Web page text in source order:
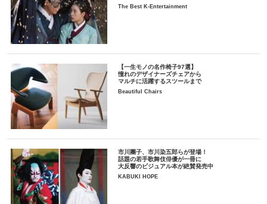
The Best K-Entertainment
【一生モノの名作椅子97選】
憧れのデザイナーズチェアから
マルチに活躍するスツールまで
Beautiful Chairs
市川團子、市川染五郎らが登場！
話題の若手歌舞伎俳優が一冊に
大反響のビジュアル本が絶賛発売中
KABUKI HOPE